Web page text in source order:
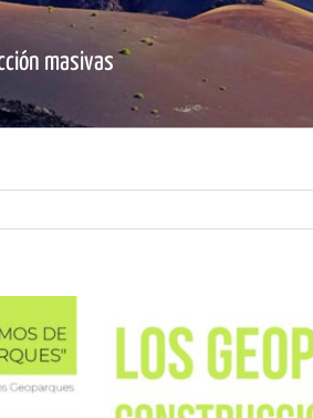
masivas